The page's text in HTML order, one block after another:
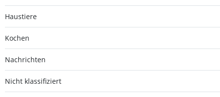
Haustiere
Kochen
Nachrichten
Nicht klassifiziert